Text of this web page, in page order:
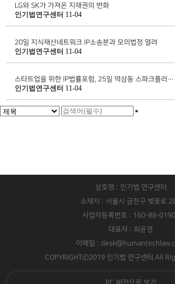
LG와 SK가 가져온 지재권의 변화
인기법연구센터 11-04
20일 지식재산네트워크 IP소송분과 모의법정 열려
인기법연구센터 11-04
스타트업을 위한 IP법률포럼, 25일 역삼동 스파크플러…
인기법연구센터 11-04
상호명 : 인기법 연구센터
소재지 : 서울시 금천구 벚꽃로
사업자등록번호 : 160-88-
대표자 : 최윤경
이메일 :
COPYRIGHTⓒ2019 인기법 연구센터 All